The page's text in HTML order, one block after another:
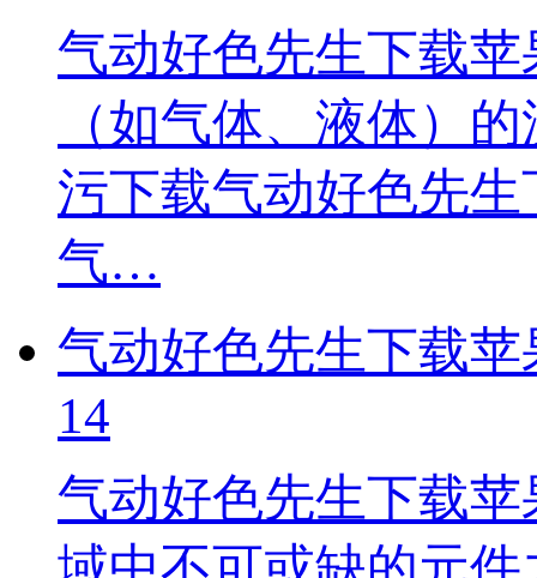
气动好色先生下载
（如气体、液体）的
污下载气动好色先
气…
气动好色先生下载
14
气动好色先生下载